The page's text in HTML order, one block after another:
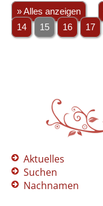
» Alles anzeigen
14
15 16 17
Aktuelles
Suchen
Nachnamen